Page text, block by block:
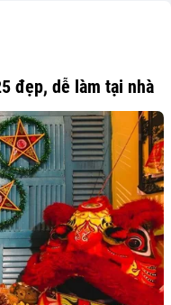
đẹp, dễ làm tại nhà